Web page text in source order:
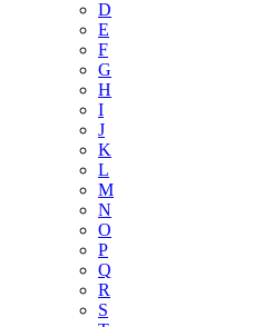
D
E
F
G
H
I
J
K
L
M
N
O
P
Q
R
S